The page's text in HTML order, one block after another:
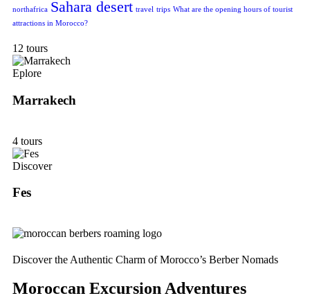
northafrica Sahara desert travel trips What are the opening hours of tourist
attractions in Morocco?
12 tours
Eplore
Marrakech
4 tours
Discover
Fes
Discover the Authentic Charm of Morocco’s Berber Nomads
Moroccan Excursion Adventures